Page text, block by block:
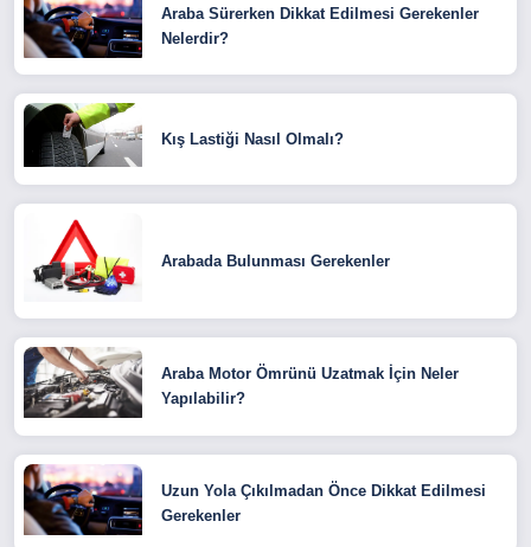
Araba Sürerken Dikkat Edilmesi Gerekenler
Nelerdir?
Kış Lastiği Nasıl Olmalı?
Arabada Bulunması Gerekenler
Araba Motor Ömrünü Uzatmak İçin Neler
Yapılabilir?
Uzun Yola Çıkılmadan Önce Dikkat Edilmesi
Gerekenler